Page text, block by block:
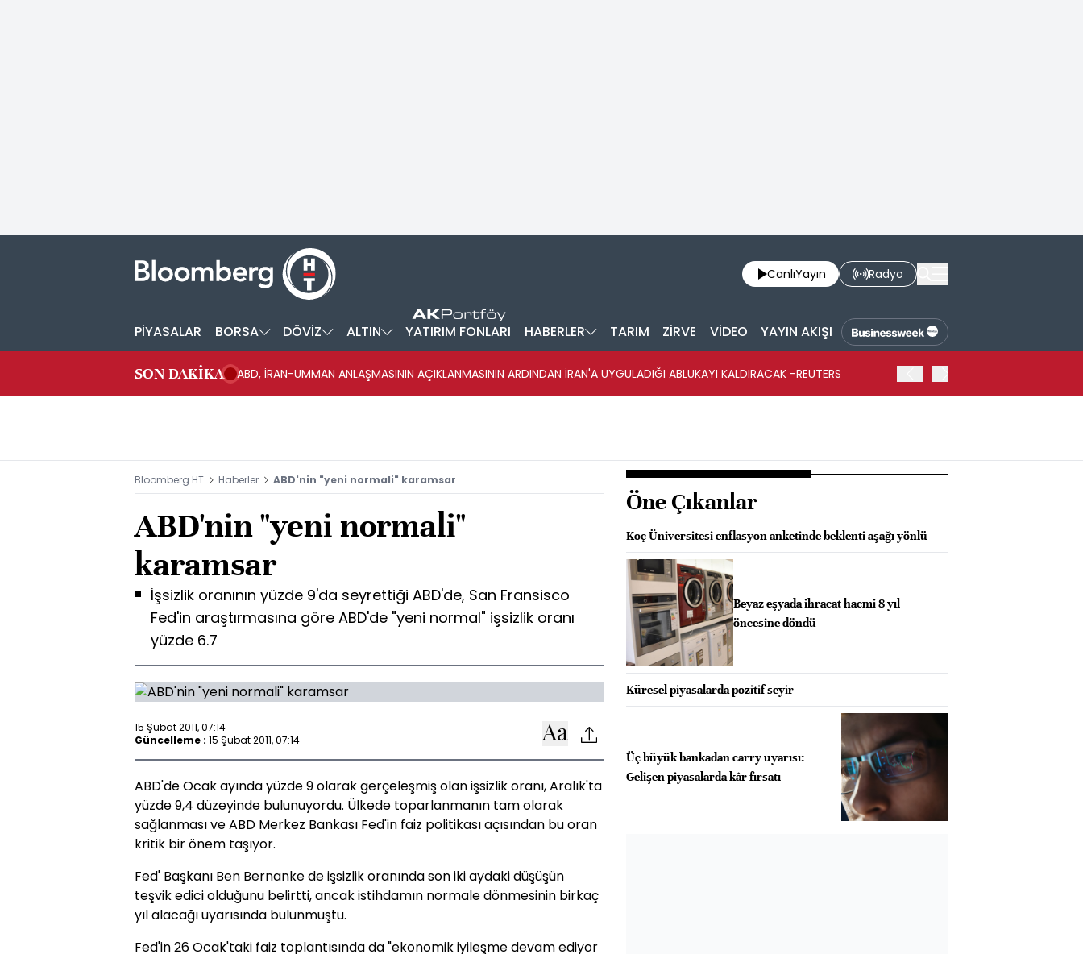
CanlıYayın Radyo
PİYASALAR BORSA DÖVİZ ALTIN YATIRIM FONLARI HABERLER TARIM ZİRVE VİDEO YAYIN AKIŞI
SON DAKİKA ABD, İRAN-UMMAN ANLAŞMASININ AÇIKLANMASININ ARDINDAN İRAN'A UYGULADIĞI ABLUKAYI KALDIRACAK -REUTERS
Bloomberg HT Haberler ABD'nin "yeni normali" karamsar
ABD'nin "yeni normali"
karamsar
İşsizlik oranının yüzde 9'da seyrettiği ABD'de, San Fransisco
Fed'in araştırmasına göre ABD'de "yeni normal" işsizlik oranı
yüzde 6.7
15 Şubat 2011, 07:14
Güncelleme : 15 Şubat 2011, 07:14
ABD'de Ocak ayında yüzde 9 olarak gerçeleşmiş olan işsizlik oranı, Aralık'ta
yüzde 9,4 düzeyinde bulunuyordu. Ülkede toparlanmanın tam olarak
sağlanması ve ABD Merkez Bankası Fed'in faiz politikası açısından bu oran
kritik bir önem taşıyor.
Fed' Başkanı Ben Bernanke de işsizlik oranında son iki aydaki düşüşün
teşvik edici olduğunu belirtti, ancak istihdamın normale dönmesinin birkaç
yıl alacağı uyarısında bulunmuştu.
Fed'in 26 Ocak'taki faiz toplantısında da "ekonomik iyileşme devam ediyor
Öne Çıkanlar
Koç Üniversitesi enflasyon anketinde beklenti aşağı yönlü
Beyaz eşyada ihracat hacmi 8 yıl
öncesine döndü
Küresel piyasalarda pozitif seyir
Üç büyük bankadan carry uyarısı:
Gelişen piyasalarda kâr fırsatı